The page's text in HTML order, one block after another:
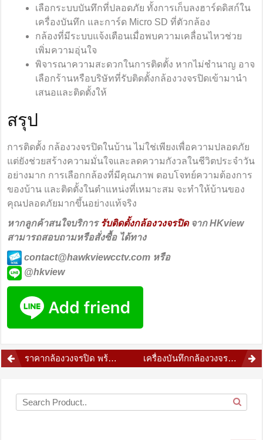
เลือกระบบบันทึกที่ปลอดภัย ทั้งการเก็บลงฮาร์ดดิสก์ใน
เครื่องบันทึก และการ์ด Micro SD ที่ตัวกล้อง
กล้องที่มีระบบแจ้งเตือนเมื่อพบความเคลื่อนไหวช่วย
เพิ่มความอุ่นใจ
พิจารณาความสะดวกในการติดตั้ง หากไม่ชำนาญ อาจ
เลือกร้านหรือบริษัทที่รับติดตั้งกล้องวงจรปิดเข้ามานำ
เสนอและติดตั้งให้
สรุป
การติดตั้ง กล้องวงจรปิดในบ้าน ไม่ใช่เพียงเพื่อความปลอดภัย
แต่ยังช่วยสร้างความมั่นใจและลดความกังวลในชีวิตประจำวัน
อย่างมาก การเลือกกล้องที่มีคุณภาพ ตอบโจทย์ความต้องการ
ของบ้าน และติดตั้งในตำแหน่งที่เหมาะสม จะทำให้บ้านของ
คุณปลอดภัยมากขึ้นอย่างแท้จริง
หากลูกค้าสนใจบริการ รับติดตั้งกล้องวงจรปิดจาก HKview
สามารถสอบถามหรือสั่งซื้อ ได้ทาง
contact@hawkviewcctv.com หรือ
@hkview
Postราคากล้องวงจรปิด พร้อมติดตั้ง เลือกอย่างไรให้คุ้มค่า เครื่องบันทึกกล้องวงจรปิด ส่วนสำคัญที่ไม่ควรมองข้าม